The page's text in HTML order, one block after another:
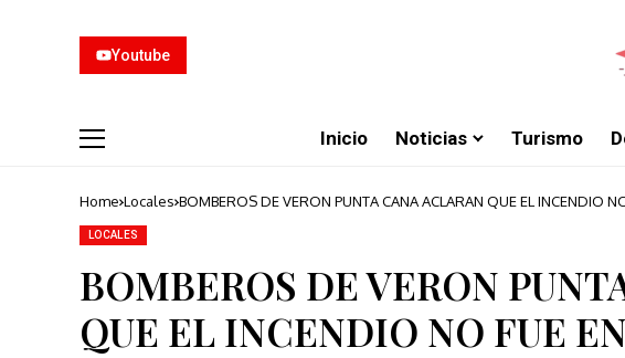
Youtube
Inicio Noticias Turismo
Home Locales BOMBEROS DE VERON PUNTA CANA ACLARAN QUE EL INCENDIO
LOCALES
BOMBEROS DE VERON
QUE EL INCENDIO NO FUE